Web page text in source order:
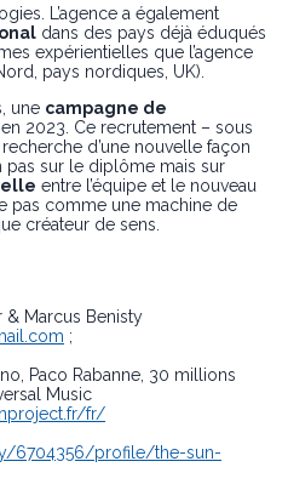
L’agence a également
dans des pays déjà éduqués
expérientielles que l’agence
pays nordiques, UK).
une campagne de
2023. Ce recrutement – sous
d’une nouvelle façon
sur le diplôme mais sur
entre l’équipe et le nouveau
pas comme une machine de
créateur de sens.
& Marcus Benisty
;
Paco Rabanne, 30 millions
Music
fr/
6704356/profile/the-sun-